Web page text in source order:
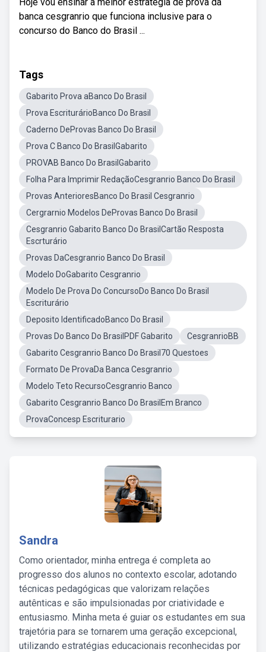
banca cesgranrio que funciona inclusive para o
concurso do Banco do Brasil ...
Tags
Gabarito Prova aBanco Do Brasil
Prova EscriturárioBanco Do Brasil
Caderno DeProvas Banco Do Brasil
Prova C Banco Do BrasilGabarito
PROVAB Banco Do BrasilGabarito
Folha Para Imprimir RedaçãoCesgranrio Banco Do Brasil
Provas AnterioresBanco Do Brasil Cesgranrio
Cergrarnio Modelos DeProvas Banco Do Brasil
Cesgranrio Gabarito Banco Do BrasilCartão Resposta
Escrturário
Provas DaCesgranrio Banco Do Brasil
Modelo DoGabarito Cesgranrio
Modelo De Prova Do ConcursoDo Banco Do Brasil
Escriturário
Deposito IdentificadoBanco Do Brasil
Provas Do Banco Do BrasilPDF Gabarito
CesgranrioBB
Gabarito Cesgranrio Banco Do Brasil70 Questoes
Formato De ProvaDa Banca Cesgranrio
Modelo Teto RecursoCesgranrio Banco
Gabarito Cesgranrio Banco Do BrasilEm Branco
ProvaConcesp Escriturario
Sandra
Como orientador, minha entrega é completa ao
progresso dos alunos no contexto escolar, adotando
técnicas pedagógicas que valorizam relações
autênticas e são impulsionadas por criatividade e
entusiasmo. Minha meta é guiar os estudantes em sua
trajetória para se tornarem uma geração excepcional,
utilizando estratégias educacionais reconhecidas por